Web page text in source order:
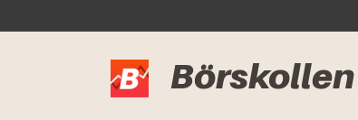
Börskollen